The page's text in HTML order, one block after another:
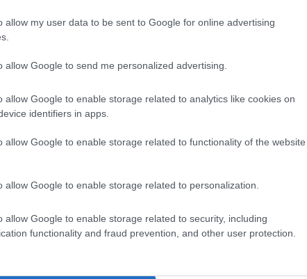
allow my user data to be sent to Google for online advertising
allow Google to send me personalized advertising.
allow Google to enable storage related to analytics like cookies on
identifiers in apps.
allow Google to enable storage related to functionality of the website
allow Google to enable storage related to personalization.
allow Google to enable storage related to security, including
functionality and fraud prevention, and other user protection.
Lawson mellett ült volna, de a folyosó melletti helyére egy
és a 3F ülés volt a miénk. A hölgy nagyon mérges lett,
Én pedig azt mondtam, hogy ha ott szeretne
egymás mellett ültünk.”
leszámítva a jelentős késést: „Jó kis út volt. Körülbelül két
középen, én pedig az ablak mellett. Minden rendben
e őt az utastárs, mosolyogva csak ennyit felelt: „Ha